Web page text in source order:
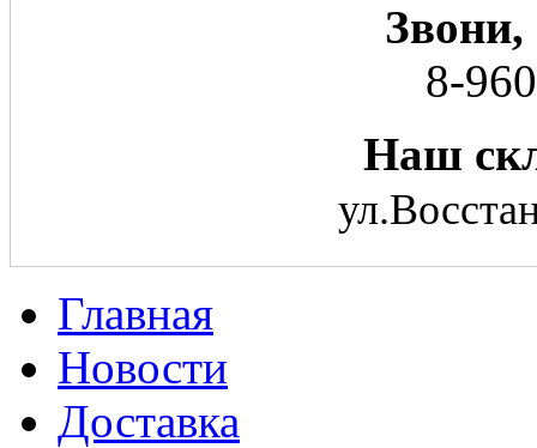
8-
Наш
Главная
Новости
Доставка